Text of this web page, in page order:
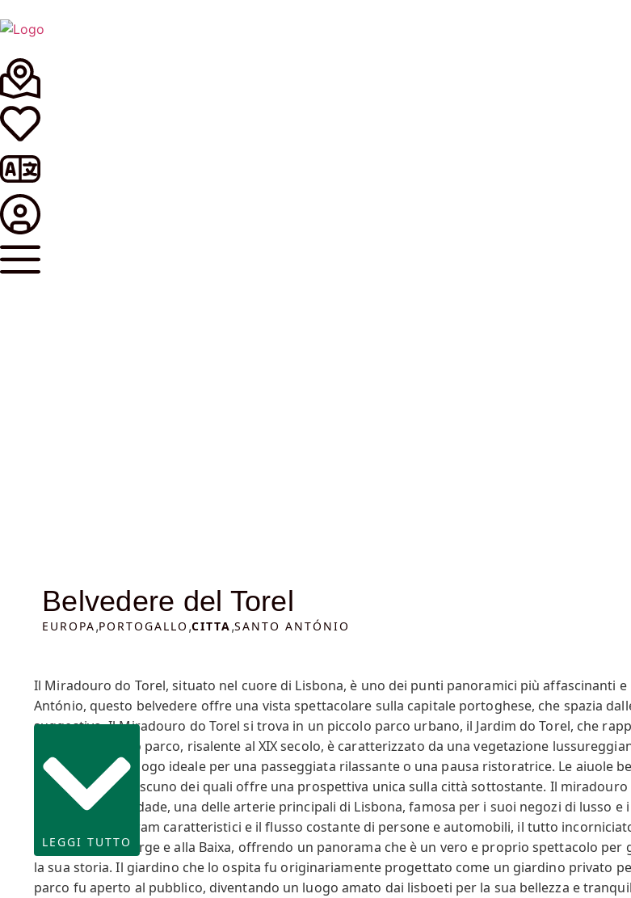
Belvedere del Torel
EUROPA,PORTOGALLO ,CITTA,SANTO ANTÓNIO
Il Miradouro do Torel, situato nel cuore di Lisbona, è uno dei punti panoramici più affascinanti
António, questo belvedere offre una vista spettacolare sulla capitale portoghese, che spazia
suggestivo. Il Miradouro do Torel si trova in un piccolo parco urbano, il Jardim do Torel, che
cittadino. Questo parco, risalente al XIX secolo, è caratterizzato da una vegetazione
rendendolo un luogo ideale per una passeggiata rilassante o una pausa ristoratrice. Le
osservazione, ciascuno dei quali offre una prospettiva unica sulla città sottostante. Il
Avenida da Liberdade, una delle arterie principali di Lisbona, famosa per i suoi negozi di lusso
città, con i suoi tram caratteristici e il flusso costante di persone e automobili, il tutto
Castello di São Jorge e alla Baixa, offrendo un panorama che è un vero e proprio spettacolo
la sua storia. Il giardino che lo ospita fu originariamente progettato come un giardino privato
parco fu aperto al pubblico, diventando un luogo amato dai lisboeti per la sua bellezza e
LEGGI TUTTO